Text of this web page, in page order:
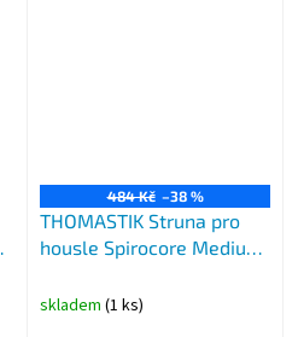
484 Kč –38 %
THOMASTIK Struna pro
housle Spirocore Medium
skladem (1 ks)